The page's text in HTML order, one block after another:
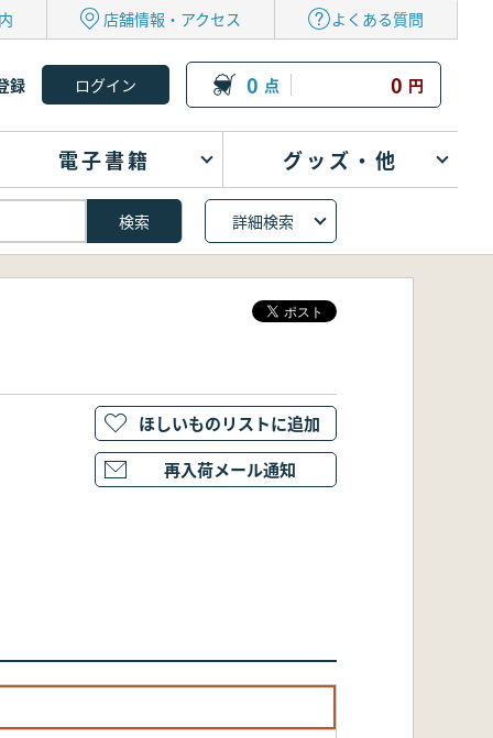
店舗情報・アクセス よくある質問
録 0 点 0 円
電子書籍 グッズ・他
詳細検索
ほしいものリストに追加
再入荷メール通知